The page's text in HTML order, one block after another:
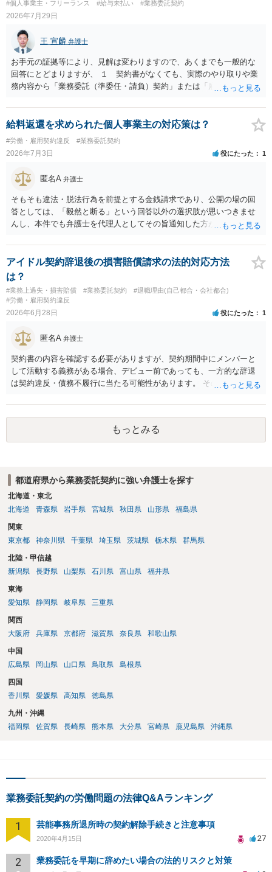
損害と比べて過大なら無効や減額が争点になります。 ・契約前の修正
交渉は一般的です。 交渉の方向としては、上限額を設ける、実損害ベ
ースにする、算定根拠を明確化する、違約金ではなく「合理的な実
費・未回収費用のみ」に限定する、などが典型です。 ・弁護士に契約
前に契約書の内容をレビューしてもらう価値は十分にあると思われま
す。 争点は、契約類型が雇用か業務委託か、実態として労働者性があ
るか、解除事由が双方にどう定められているか、違約金の算定根拠が
合理的か、という複数論点に分かれます。契約前なら、交渉のパワー
バランスの問題もありますが、修正余地があるうえ、後から争うより
コストを抑えやすいので、資料等を持参の上弁護士に確認されること
をお勧めします。 ・事務所側の解除でも、解除理由によってはタレン
ト側に損害賠償が発生する建付けになっていることはあります。ただ
し、事務所側が一方的に解除したのにタレントへ違約金を課す設計
の重大な契約違反がある場合は、実損害の範囲で請求される可能性は
#個人事業主・フリーランス #給与未払い #業務委託契約
2026年7月29日
王 宣麟 弁護士
お手元の証拠等により、見解は変わりますので、あくまでも一般的な
回答にとどまりますが、 １ 契約書がなくても、実際のやり取りや業
務内容から「業務委託（準委任・請負）契約」または「雇用契約」が
ランティア・無償協力という色彩が強かった場合には、契約内容（有
償か無償か）について当事者間の認識が大きな争点となり得ます。
２ 上記を前提に、これまでの業務についても、有償の業務委託契約
や雇用契約が成立していた前提で給与を請求するルートなどが理論上
考えられます。 もっとも、裁判等で必ず認められるわけではなく、当
事者の認識やメール・チャットの内容等の証拠関係によって結論が変
わります。 ３ 報酬額については、事前の取決めがなくても、同種業
務の相場や通常の報酬水準を基準に「相当額」を算定して請求するこ
と自体は法律上否定されません。 ただし、相手方が「無償のつもりだ
った」と反論する可能性も高く、請求額の全額がそのまま認められる
とは限らないため、交渉の場面では「理論上の満額」と「現実的な落
としどころ」を分けて考える必要があります。 ４ 制作側から名刺が
支給され、その肩書きで外部と打合せ・広報活動を行っていた事実
は、「プロジェクトの一員として継続的に業務を担当していた」こと
を裏付ける有力な事情になります。もっとも、名刺の存在だけで有償
契約や具体的な報酬額が自動的に認められるわけではなく、あくまで
他の証拠と併せて評価される位置付けです。 ５ 今後も関わる場合
は、業務範囲、報酬、期間・解約条件、著作権・クレジット表記、費
用負担等を明確に定めた業務委託契約書を締結しておくことを強くお
すすめします。円満な話し合いのためには、 ・これまでの業務内容・
負担を時系列で整理し事実関係を共有すること ・「過去の貢献への最
低限の謝意・一部清算」と「今後の関係・契約条件」の双方につい
て、複数の選択肢を用意して提案すること を意識されるとよいかと思
います。 いずれにしても、契約書がないまま継続してきた経緯や、お
互いの認識・証拠関係によって結論が左右されるため、この回答はあ
安については、実際のメール・チャット・業務内容の資料をお持ちの
給料返還を求められた個人事業主の対応策は？
#労働・雇用契約違反 #業務委託契約
2026年7月3日 役にたった 1
匿名A 弁護士
そもそも違法・脱法行為を前提とする金銭請求であり、公開の場の回
答としては、「毅然と断る」という回答以外の選択肢が思いつきませ
んし、本件でも弁護士を代理人としてその旨通知した方がよい事案で
アイドル契約辞退後の損害賠償請求の法的対応方法
は？
#業務上過失・損害賠償 #業務委託契約
#退職理由(自己都合・会社都合)
#労働・雇用契約違反
2026年6月28日 役にたった 1
匿名A 弁護士
契約書の内容を確認する必要がありますが、契約期間中にメンバーと
して活動する義務がある場合、デビュー前であっても、一方的な辞退
は契約違反・債務不履行に当たる可能性があります。 そのため、運営
費用、ライブ準備費用、レッスン関係費用なども、辞退によって実際
に追加で発生した合理的費用であれば、損害として主張される可能性
があります。 もっとも、運営側の請求額がそのまま認められるわけで
はありません。各費目について、具体的な損害、金額、辞退との因果
慎重な検討が必要です。 また「家庭の事情」が正当な辞退理由になる
かは、その具体的内容によります。介護、転居、健康問題など、活動
継続が客観的に困難といえる事情があるかが重要です。 未成年であれ
退時の扱いについて親権者に説明されていたかも確認すべきです。 現
時点では、安易に支払義務を認めず、契約書、募集記事、LINE等を保
存したうえで、請求費目、金額、根拠資料の明示を求めるのがよいと
もっとみる
都道府県から業務委託契約に強い弁護士を探す
北海道・東北
北海道
青森県 岩手県 宮城県 秋田県 山形県 福島県
関東
東京都
神奈川県 千葉県 埼玉県 茨城県 栃木県 群馬県
北陸・甲信越
新潟県
長野県 山梨県 石川県 富山県 福井県
東海
愛知県
静岡県 岐阜県 三重県
関西
大阪府
兵庫県 京都府 滋賀県 奈良県 和歌山県
中国
広島県
岡山県 山口県 鳥取県 島根県
四国
香川県
愛媛県 高知県 徳島県
九州・沖縄
福岡県
佐賀県 長崎県 熊本県 大分県 宮崎県 鹿児島県 沖縄県
業務委託契約の労働問題の法律Q&Aランキング
1 芸能事務所退所時の契約解除手続きと注意事項
2020年4月15日 27
2 業務委託を早期に辞めたい場合の法的リスクと対策